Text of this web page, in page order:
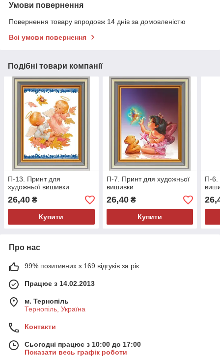
Умови повернення
Повернення товару впродовж 14 днів за домовленістю
Всі умови повернення
Подібні товари компанії
П-13. Принт для
художньої вишивки
26,40 ₴
Купити
П-7. Принт для художньої
вишивки
26,40₴
Купити
П-6.
Про нас
99% позитивних з 169 відгуків за рік
Працює з 14.02.2013
м. Тернопіль
Тернопіль, Україна
Контакти
Сьогодні працює з 10:00 до 17:00
Показати весь графік роботи